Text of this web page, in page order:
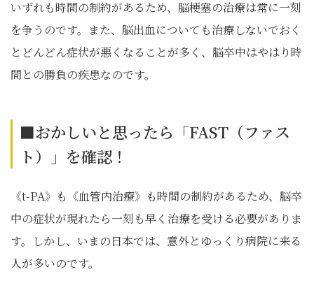
いずれも時間の制約があるため、脳梗塞の治療は常に一刻
を争うのです。また、脳出血についても治療しないでおく
とどんどん症状が悪くなることが多く、脳卒中はやはり時
間との勝負の疾患なのです。
■おかしいと思ったら「FAST（ファス
ト）」を確認！
《t-PA》も《血管内治療》も時間の制約があるため、脳卒
中の症状が現れたら一刻も早く治療を受ける必要がありま
す。しかし、いまの日本では、意外とゆっくり病院に来る
人が多いのです。